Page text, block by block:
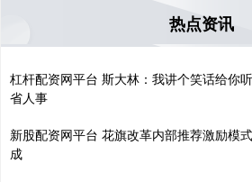
热点资讯
杠杆配资网平台 斯大林：我讲个笑话给你
省人事
新股配资网平台 花旗改革内部推荐激励模
成